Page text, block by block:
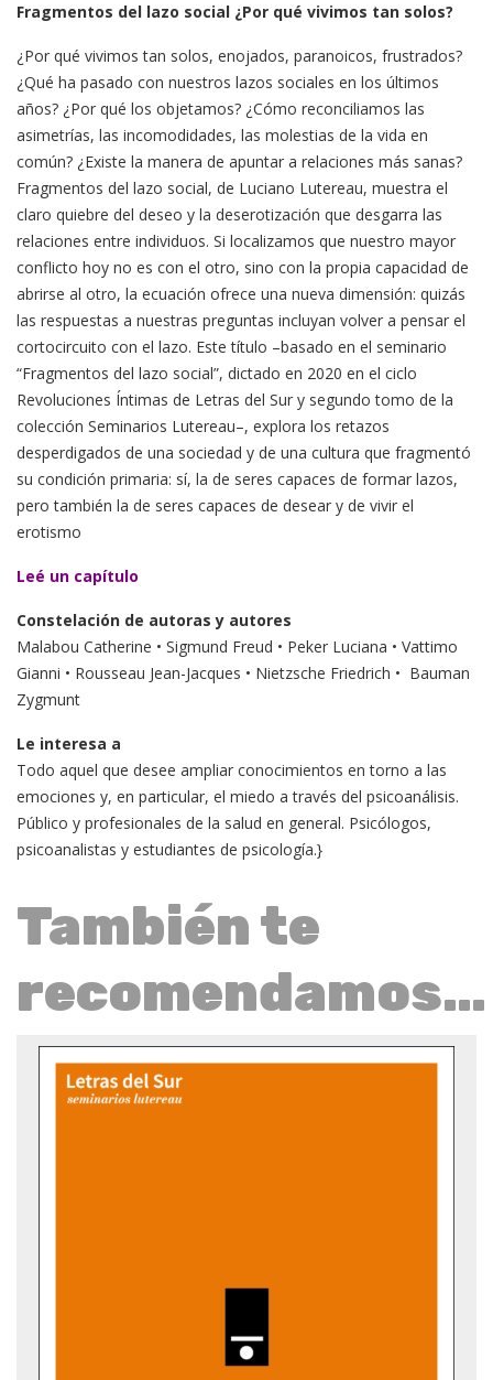
Fragmentos del lazo social ¿Por qué vivimos tan solos?
¿Por qué vivimos tan solos, enojados, paranoicos, frustrados?
¿Qué ha pasado con nuestros lazos sociales en los últimos
años? ¿Por qué los objetamos? ¿Cómo reconciliamos las
asimetrías, las incomodidades, las molestias de la vida en
común? ¿Existe la manera de apuntar a relaciones más sanas?
Fragmentos del lazo social, de Luciano Lutereau, muestra el
claro quiebre del deseo y la deserotización que desgarra las
relaciones entre individuos. Si localizamos que nuestro mayor
conflicto hoy no es con el otro, sino con la propia capacidad de
abrirse al otro, la ecuación ofrece una nueva dimensión: quizás
las respuestas a nuestras preguntas incluyan volver a pensar el
cortocircuito con el lazo. Este título –basado en el seminario
“Fragmentos del lazo social”, dictado en 2020 en el ciclo
Revoluciones Íntimas de Letras del Sur y segundo tomo de la
colección Seminarios Lutereau–, explora los retazos
desperdigados de una sociedad y de una cultura que fragmentó
su condición primaria: sí, la de seres capaces de formar lazos,
pero también la de seres capaces de desear y de vivir el
erotismo
Leé un capítulo
Constelación de autoras y autores
Malabou Catherine • Sigmund Freud • Peker Luciana • Vattimo
Gianni • Rousseau Jean-Jacques • Nietzsche Friedrich • Bauman
Zygmunt
Le interesa a
Todo aquel que desee ampliar conocimientos en torno a las
emociones y, en particular, el miedo a través del psicoanálisis.
Público y profesionales de la salud en general. Psicólogos,
psicoanalistas y estudiantes de psicología.}
También te
recomendamos…